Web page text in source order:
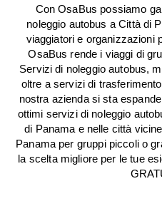
Con OsaBus possiamo
noleggio autobus a Città di
viaggiatori e organizzazioni
OsaBus rende i viaggi di
Servizi di noleggio autobus,
oltre a servizi di
nostra azienda si sta
ottimi servizi di noleggio
di Panama e nelle città
Panama per gruppi piccoli o
la scelta migliore per le tue